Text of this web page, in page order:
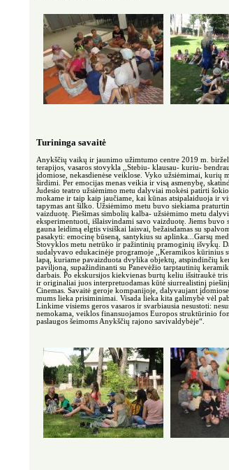
Turininga savaitė
Anykščių vaikų ir jaunimo užimtumo centre 2019 m.
terapijos, vasaros stovykla ,,Stebiu- klausau- kuriu-
įdomiose, nekasdienėse veiklose. Vyko užsiėmimai, kurių
širdimi. Per emocijas menas veikia ir visą asmenybę,
Judesio teatro užsiėmimo metu dalyviai mokėsi patirti
mokame ir taip kaip jaučiame, kai kūnas atsipalaiduoja ir
tapymas ant šilko. Užsiėmimo metu buvo siekiama
vaizduotę. Piešimas simbolių kalba- užsiėmimo metu
eksperimentuoti, išlaisvindami savo vaizduotę. Jiems
gauna leidimą elgtis visiškai laisvai, bežaisdamas su
pasakyti: emocinę būseną, santykius su aplinka...Garsų
Stovyklos metu netrūko ir pažintinių pramoginių išvykų.
sudalyvavo edukacinėje programoje ,,Keramikos kūrinius
lapą, kuriame pavaizduota dvylika objektų, atspindinčių
paviljoną, supažindinanti su Panevėžio tarptautinių
darbais. Po ekskursijos kiekvienas burtų keliu išsitraukė
ir originaliai juos interpretuodamas kūtė siurrealistinį
Cinemas. Savaitė geroje kompanijoje, dalyvaujant
mums lieka prisiminimai. Visada lieka kita galimybė vėl
Linkime visiems geros vasaros ir svarbiausia nesustoti:
nemokama, veiklos finansuojamos Europos struktūrinio
paslaugos šeimoms Anykščių rajono savivaldybėje“.